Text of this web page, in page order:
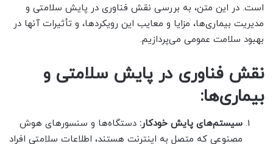
است. در این متن، به بررسی نقش فناوری در پایش سلامتی و
مدیریت بیماری‌ها، مزایا و معایب این رویکردها، و تأثیرات آنها در
بهبود سلامت عمومی می‌پردازیم.
نقش فناوری در پایش سلامتی و
بیماری‌ها:
سیستم‌های پایش خودکار: دستگاه‌ها و سنسورهای هوش
مصنوعی که متصل به اینترنت هستند، اطلاعات سلامتی افراد